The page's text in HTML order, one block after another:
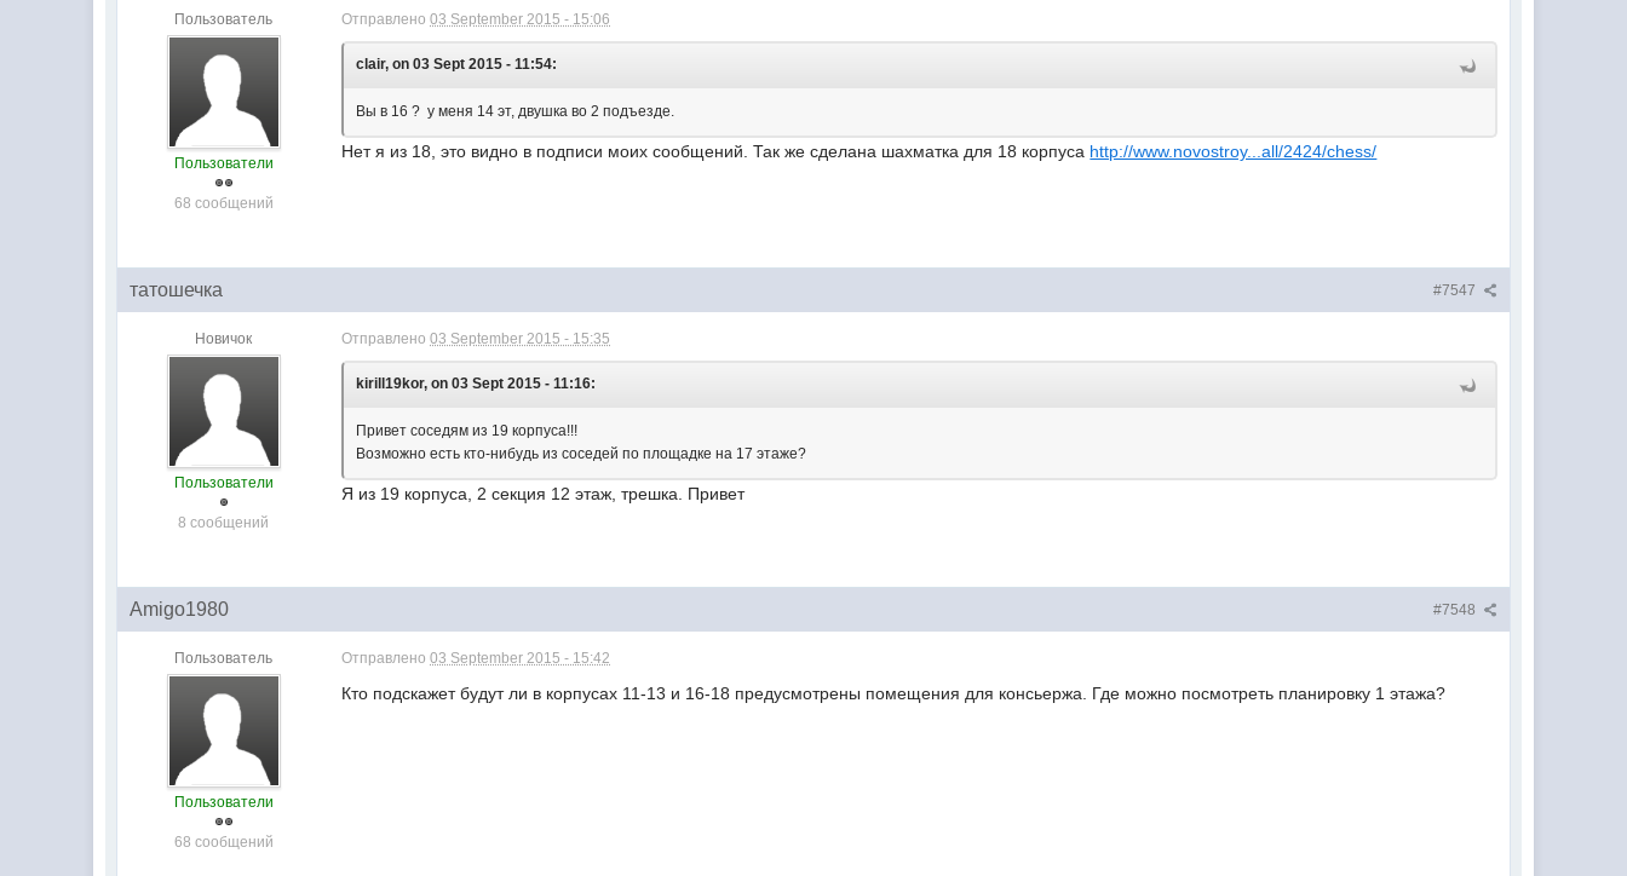
Пользователь
Пользователи
68 сообщений
Отправлено03 September 2015 - 15:06
clair, on 03 Sept 2015 - 11:54:
Вы в 16 ? у меня 14 эт, двушка во 2 подъезде.
Нет я из 18, это видно в подписи моих сообщений. Так же сделана шахматка для 18 корпуса http://www.novostroy...all/2424/chess/
#7547
татошечка
Новичок
Пользователи
8 сообщений
Отправлено03 September 2015 - 15:35
kirill19kor, on 03 Sept 2015 - 11:16:
Привет соседям из 19 корпуса!!!
Возможно есть кто-нибудь из соседей по площадке на 17 этаже?
Я из 19 корпуса, 2 секция 12 этаж, трешка. Привет
#7548
Amigo1980
Пользователь
Пользователи
68 сообщений
Отправлено03 September 2015 - 15:42
Кто подскажет будут ли в корпусах 11-13 и 16-18 предусмотрены помещения для консьержа. Где можно посмотреть планировку 1 этажа?